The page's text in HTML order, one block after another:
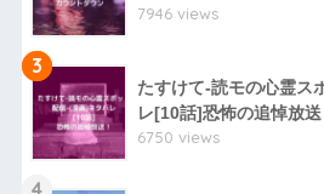
7946 views
3
たすけて-読モの心霊ス
レ[10話]恐怖の追悼放送
6750 views
4